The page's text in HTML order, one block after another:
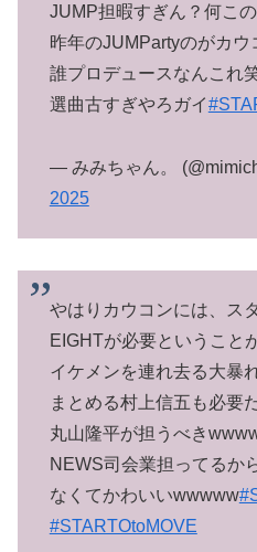
JUMP担暇すぎん？何こ
昨年のJUMPartyのがカ
誰プロデュースなんこれ
選曲古すぎやろガイ
— みみちゃん。
2025
やはりカウコンには、ス
EIGHTが必要ということ
イケメンを連れ去る大暴
まとめる村上信五も必要
丸山隆平が担うべき
NEWS司会業担ってるか
なくてかわいいwwwww
#STARTOtoMOVE